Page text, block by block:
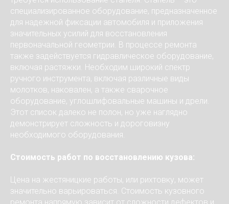
специализированное оборудование, предназначенное
для надежной фиксации автомобиля и приложения
значительных усилий для восстановления
первоначальной геометрии. В процессе ремонта
также задействуется гидравлическое оборудование,
включая растяжки. Необходим широкий спектр
ручного инструмента, включая различные виды
молотков, наковален, а также сварочное
оборудование, углошлифовальные машины и дрели.
Этот список далеко не полон, но уже наглядно
демонстрирует сложность и дороговизну
необходимого оборудования.
Стоимость работ по восстановлению кузова:
Цена на жестяницкие работы, или рихтовку, может
значительно варьироваться. Стоимость кузовного